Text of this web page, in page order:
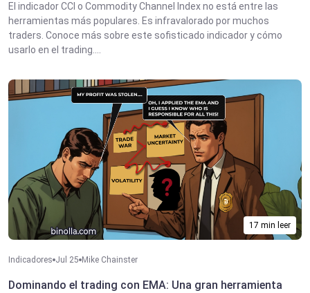
El indicador CCI o Commodity Channel Index no está entre las
herramientas más populares. Es infravalorado por muchos
traders. Conoce más sobre este sofisticado indicador y cómo
usarlo en el trading....
17 min leer
Indicadores Jul 25 Mike Chainster
Dominando el trading con EMA: Una gran herramienta